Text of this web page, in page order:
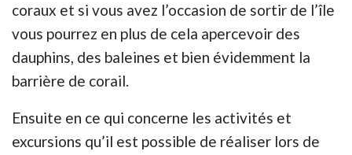
coraux et si vous avez l’occasion de sortir de l’île
vous pourrez en plus de cela apercevoir des
dauphins, des baleines et bien évidemment la
barrière de corail.
Ensuite en ce qui concerne les activités et
excursions qu’il est possible de réaliser lors de